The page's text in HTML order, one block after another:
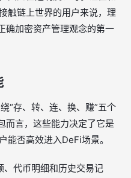
触链上世界的用户来说，理
确加密资产管理观念的第一
“存、转、连、换、赚”五个
而言，这些能力决定了它是
能否高效进入DeFi场景。
、代币明细和历史交易记